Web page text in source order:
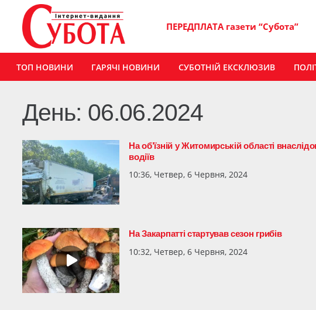
ПЕРЕДПЛАТА газети “Субота”
ТОП НОВИНИ ГАРЯЧІ НОВИНИ СУБОТНІЙ ЕКСКЛЮЗИВ
День: 06.06.2024
На об’їзній у Житомирській області
водіїв
10:36, Четвер, 6 Червня, 2024
На Закарпатті стартував сезон грибів
10:32, Четвер, 6 Червня, 2024